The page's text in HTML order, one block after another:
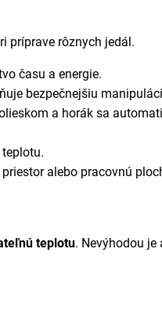
príprave rôznych jedál.
času a energie.
bezpečnejšiu
a horák sa
alebo pracovnú
teplotu. Nevýhodou je